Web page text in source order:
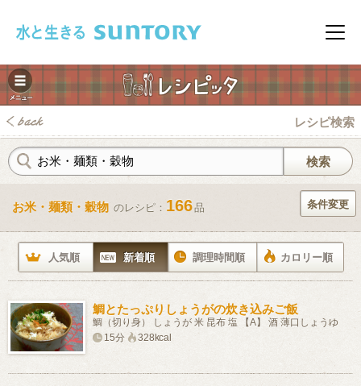
メニ
レシピ検索
お米・麺類・穀物 のレシピ： 166品 条件変更
人気順 新着順 調理時間順 カロリー順
鯛とたっぷりしょうがの炊き込みご飯
鯛（切り身） しょうが 米 昆布 塩 【A】 酒 薄口しょうゆ
15分
328kcal